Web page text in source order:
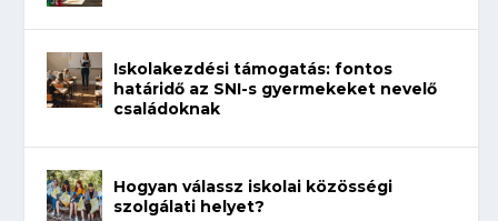
Iskolakezdési támogatás: fontos
határidő az SNI-s gyermekeket nevelő
családoknak
Hogyan válassz iskolai közösségi
szolgálati helyet?